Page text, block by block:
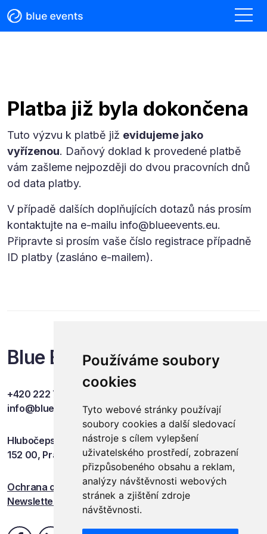
Používáme soubory
cookies
Tyto webové stránky používají
soubory cookies a další sledovací
nástroje s cílem vylepšení
uživatelského prostředí, zobrazení
přizpůsobeného obsahu a reklam,
analýzy návštěvnosti webových
stránek a zjištění zdroje
návštěvnosti.
Platba již byla dokončena
Tuto výzvu k platbě již evidujeme jako
vyřízenou. Daňový doklad k provedené platbě
vám zašleme nejpozději do dvou pracovních dnů
od data platby.
V případě dalších doplňujících dotazů nás prosím
kontaktujte na e-mailu info@blueevents.eu.
Připravte si prosím vaše číslo registrace případně
ID platby (zasláno e-mailem).
Blue Events
+420 222 749 841
info@blueevents.eu
Hlubočepská 701/38c
152 00, Praha 5
Ochrana osobních údajů
Newsletter